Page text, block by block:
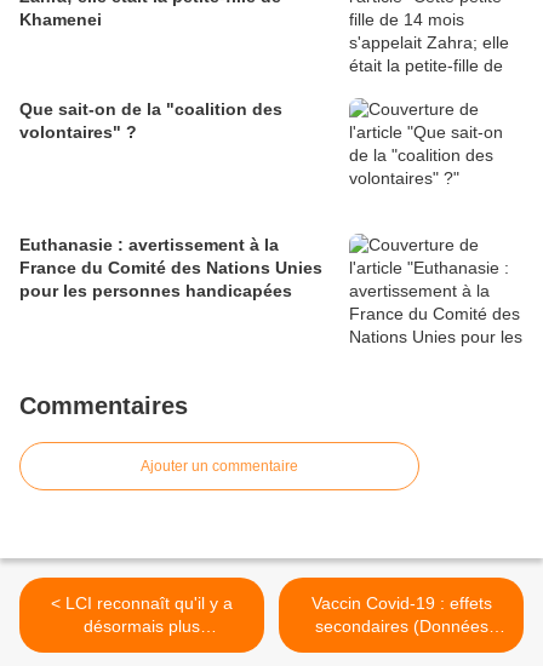
Khamenei
Que sait-on de la "coalition des
volontaires" ?
Euthanasie : avertissement à la
France du Comité des Nations Unies
pour les personnes handicapées
Commentaires
Ajouter un commentaire
< LCI reconnaît qu'il y a
désormais plus
d'hospitalisés vaccinés que
Vaccin Covid-19 : effets
secondaires (Données
OMS) >